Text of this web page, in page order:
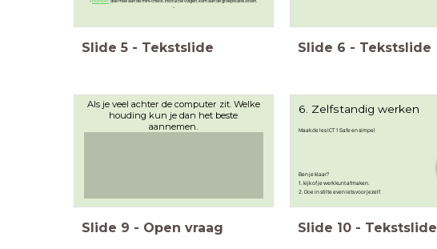
-
Slide 5 - Tekstslide Slide 6 - Tekstslide
Als je veel achter de computer zit. Welke
houding kun je dan het beste
aannemen.
Slide 9 - Open vraag
6. Zelfstandig werken
Maak de les ICT 1 Safe en simpel
Ben je klaar?
1. kijk of je werk kunt afmaken.
2. Doe in stilte even iets voor jezelf.
Slide 10 - Tekstslide